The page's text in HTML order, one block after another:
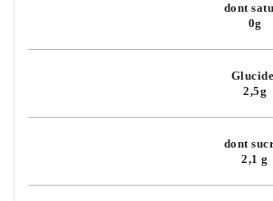
dont
0g
2,5g
dont
2,1 g